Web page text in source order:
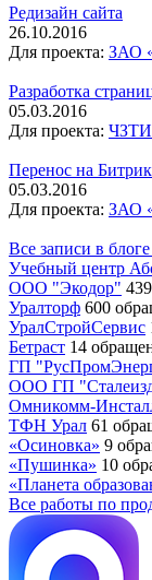
Редизайн сайта
26.10.2016
Для проекта: ЗАО
Разработка
05.03.2016
Для проекта: ЧЗТИ
Перенос на
05.03.2016
Для проекта: ЗАО
Все записи в
Учебный центр
ООО "Экодор"
Уралторф 600
УралСтройСервис
Бетраст 14
ГП
ООО ГП
Омникомм-
ТФН Урал 61
«Осиновка» 9
«Пушинка» 10
«Планета
Все работы по